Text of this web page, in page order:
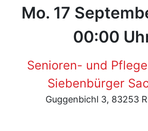
Mo. 17
00:00
Senioren- und
Siebenbürger
Guggenbichl 3, 83253